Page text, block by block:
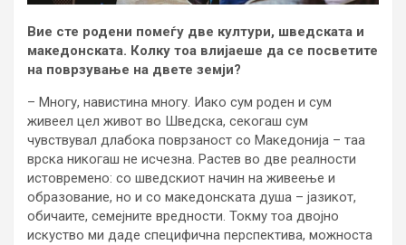
Вие сте родени помеѓу две култури, шведската и
македонската. Колку тоа влијаеше да се посветите
на поврзување на двете земји?
– Многу, навистина многу. Иако сум роден и сум
живеел цел живот во Шведска, секогаш сум
чувствувал длабока поврзаност со Македонија – таа
врска никогаш не исчезна. Растев во две реалности
истовремено: со шведскиот начин на живеење и
образование, но и со македонската душа – јазикот,
обичаите, семејните вредности. Токму тоа двојно
искуство ми даде специфична перспектива, можноста